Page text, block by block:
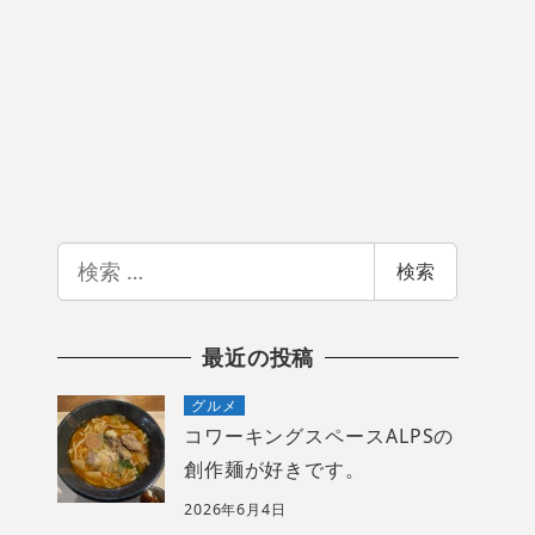
索
検索
最近の投稿
グルメ
コワーキングスペースALPSの
創作麺が好きです。
2026年6月4日